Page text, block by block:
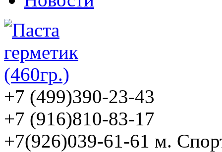
+7 (499)390-23-43
+7 (916)810-83-17
+7(926)039-61-61 м.